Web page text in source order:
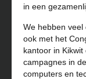
in een
We hebben veel
ook met het
kantoor in
campagnes in
computers en